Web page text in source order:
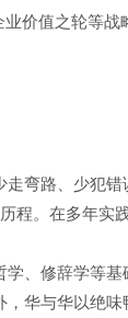
价值之轮等战
弯路、少犯
程。在多年实
、修辞学等基
华与华以绝